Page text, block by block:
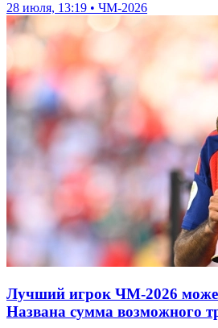
28 июля, 13:19 • ЧМ-2026
Лучший игрок ЧМ-2026
Названа сумма возможного